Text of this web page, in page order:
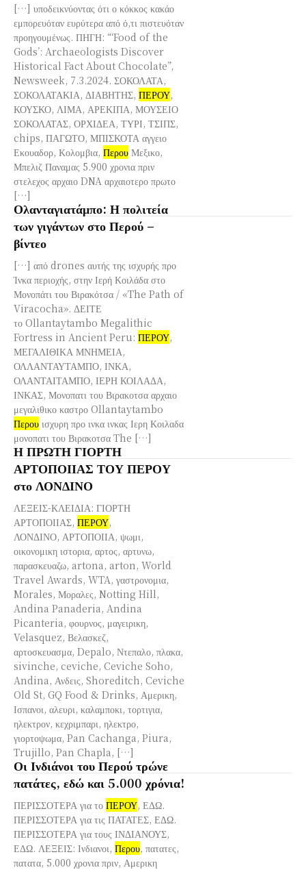
[…] υποδεικνύοντας ότι ο κόκκος κακάο
εμπορευόταν ευρύτερα από ό,τι πιστευόταν
προηγουμένως. ΠΗΓΗ: “‘Food of the
Gods’: Archaeologists Discover
Historical Fact About Chocolate”,
Newsweek, 7.3.2024. ΣΟΚΟΛΑΤΑ,
ΣΟΚΟΛΑΤΑΚΙΑ, ΔΙΑΒΗΤΗΣ, ΠΕΡΟΥ,
ΚΟΥΣΚΟ, ΛΙΜΑ, ΑΡΕΚΙΠΑ, ΜΟΥΣΕΙΟ
ΣΟΚΟΛΑΤΑΣ, ΟΡΧΙΔΕΑ, ΤΥΡΙ, ΤΣΙΠΣ,
chips, ΠΑΓΩΤΟ, ΜΠΙΣΚΟΤΑ αγγειο
Εκουαδορ, Κολομβια, Περου Μεξικο,
Μπελιζ Παναμας 5.900 χρονια πριν
στελεχος αρχαιο DNA αρχαιοτερο πρωτο
[…]
Ολανταγιατάμπο: Η πολιτεία
των γιγάντων στο Περού –
βίντεο
[…] από drones αυτής της ισχυρής προ
Ίνκα περιοχής, στην Ιερή Κοιλάδα στο
Μονοπάτι του Βιρακότσα / «The Path of
Viracocha». ΔΕΙΤΕ
το Ollantaytambo Megalithic
Fortress in Ancient Peru: ΠΕΡΟΥ,
ΜΕΓΑΛΙΘΙΚΑ ΜΝΗΜΕΙΑ,
ΟΛΛΑΝΤΑΥΤΑΜΠΟ, ΙΝΚΑ,
ΟΛΑΝΤΑΙΤΑΜΠΟ, ΙΕΡΗ ΚΟΙΛΑΔΑ,
ΙΝΚΑΣ, Μονοπατι του Βιρακοτσα αρχαιο
μεγαλιθικο καστρο Ollantaytambo
Περου ισχυρη προ ινκα ινκας Ιερη Κοιλαδα
μονοπατι του Βιρακοτσα The […]
Η ΠΡΩΤΗ ΓΙΟΡΤΗ
ΑΡΤΟΠΟΙΙΑΣ ΤΟΥ ΠΕΡΟΥ
στο ΛΟΝΔΙΝΟ
ΛΕΞΕΙΣ-ΚΛΕΙΔΙΑ: ΓΙΟΡΤΗ
ΑΡΤΟΠΟΙΙΑΣ, ΠΕΡΟΥ,
ΛΟΝΔΙΝΟ, ΑΡΤΟΠΟΙΙΑ, ψωμι,
οικονομικη ιστορια, αρτος, αρτυνω,
παρασκευαζω, artona, arton, World
Travel Awards, WTA, γαστρονομια,
Morales, Μοραλες, Notting Hill,
Andina Panaderia, Andina
Picanteria, φουρνος, μαγειρικη,
Velasquez, Βελασκεζ,
αρτοσκευασμα, Depalo, Ντεπαλο, πλακα,
sivinche, ceviche, Ceviche Soho,
Andina, Ανδεις, Shoreditch, Ceviche
Old St, GQ Food & Drinks, Αμερικη,
Ισπανοι, αλευρι, καλαμποκι, τορτιγια,
ηλεκτρον, κεχριμπαρι, ηλεκτρο,
γιορτοψωμα, Pan Cachanga, Piura,
Trujillo, Pan Chapla, […]
Οι Ινδιάνοι του Περού τρώνε
πατάτες, εδώ και 5.000 χρόνια!
ΠΕΡΙΣΣΟΤΕΡΑ για το ΠΕΡΟΥ, ΕΔΩ.
ΠΕΡΙΣΣΟΤΕΡΑ για τις ΠΑΤΑΤΕΣ, ΕΔΩ.
ΠΕΡΙΣΣΟΤΕΡΑ για τους ΙΝΔΙΑΝΟΥΣ,
ΕΔΩ. ΛΕΞΕΙΣ: Ινδιανοι, Περου, πατατες,
πατατα, 5.000 χρονια πριν, Αμερικη